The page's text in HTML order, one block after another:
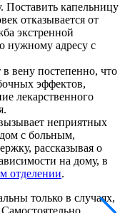
Поставить капельницу
отказывается от
экстренной
нужному адресу с
в вену постепенно, что
эффектов,
лекарственного
неприятных
с больным,
рассказывая о
на дому, в
отделении.
только в случаях,